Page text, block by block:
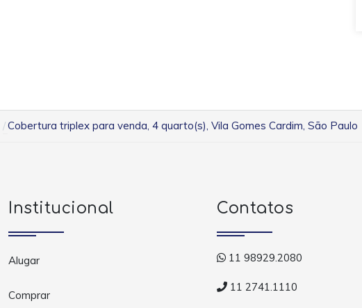
Cobertura triplex para venda, 4 quarto(s), Vila Gomes Cardim, São Paulo
Institucional
Alugar
Comprar
Contatos
11 98929.2080
11 2741.1110